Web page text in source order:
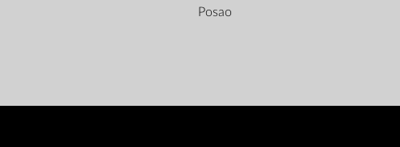
Posao